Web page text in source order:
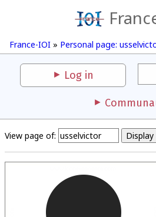
France-IOI » Personal page:
Log in
View page of: